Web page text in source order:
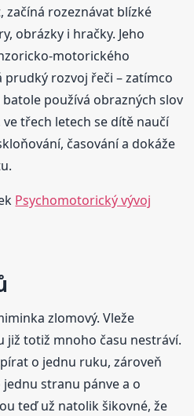
začíná rozeznávat blízké
obrázky i hračky. Jeho
motorického
prudký rozvoj řeči – zatímco
používá obrazných slov
třech letech se dítě naučí
časování a dokáže
Psychomotorický vývoj
zlomový. Vleže
již totiž mnoho času nestráví.
o jednu ruku, zároveň
stranu pánve a o
teď už natolik šikovné, že